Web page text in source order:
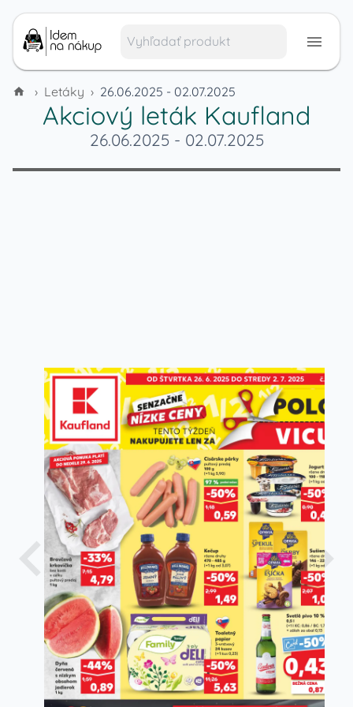
› Letáky › 26.06.2025 - 02.07.2025
Akciový leták Kaufland
26.06.2025 - 02.07.2025